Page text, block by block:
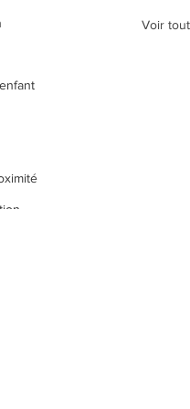
Voir tout